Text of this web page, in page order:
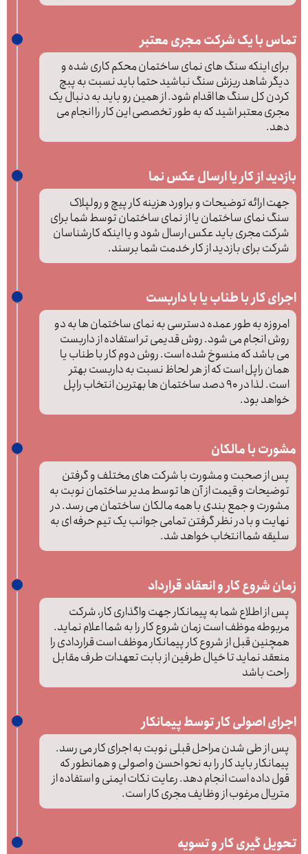
تماس با یک شرکت مجری معتبر
برای اینکه سنگ های نمای ساختمان محکم کاری شده و
دیگر شاهد ریزش سنگ نباشید حتما باید نسبت به پبچ
کردن کل سنگ ها اقدام شود. از همین رو باید به دنبال یک
مجری معتبر اشید که به طور تخصصی این کار را انجام می
دهد.
بازدید از کار یا ارسال عکس نما
جهت ارائه توضیحات و براورد هزینه کار پیچ و رولپلاک
سنگ نمای ساختمان یا از نمای ساختمان توسط شما برای
شرکت مجری باید عکس ارسال شود و یا اینکه کارشناسان
شرکت برای بازدید از کار خدمت شما برسند.
اجرای کار با طناب یا با داربست
امروزه به طور عمده دسترسی به نمای ساختمان ها به دو
روش انجام می شود. روش قدیمی تر استفاده از داربست
می باشد که منسوخ شده است. روش دوم کار با طناب یا
همان راپل است که از هر لحاظ نسبت به داربست بهتر
است. لذا در 90 دصد ساختمان ها بهترین انتخاب راپل
خواهد بود.
مشورت با مالکان
پس از صحبت و مشورت با شرکت های مختلف و گرفتن
توضیحات و قیمت از آن ها توسط مدیر ساختمان نوبت به
مشورت و جمع بندی با همه مالکان ساختمان می رسد. در
نهایت و با در نظر گرفتن تمامی جوانب یک تیم حرفه ای به
سلیقه شما انتخاب خواهد شد.
زمان شروع کار و انعقاد قرارداد
پس از اطلاع شما به پیمانکار جهت واگذاری کار، شرکت
مربوطه موظف است زمان شروع کار را به شما اعلام نماید.
همچنین قبل از شروع کار پیمانکار موظف است قراردادی را
منعقد نماید تا خیال طرفین از بابت تعهدات طرف مقابل
راحت باشد
اجرای اصولی کار توسط پیمانکار
پس از طی شدن مراحل قبلی نوبت به اجرای کار می رسد.
پیمانکار باید کار را به نحو احسن و اصولی و همانطور که
قول داده است انجام دهد. رعایت نکات ایمنی و استفاده از
متریال مرغوب از وظایف مجری کار است.
تحویل گیری کار و تسویه